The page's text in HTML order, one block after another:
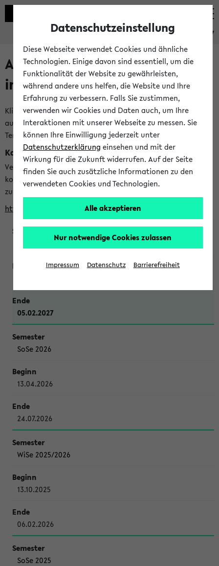
eKVV
Alle veröffentlichten Semester
im eKVV
Klicken Sie auf das Semester, welches Sie für Ihre Sitzung
auswählen möchten. Bitte beachten Sie auch die weiteren
Termine imKalender der Lehrplanung
Kalenderintegration
Verwenden Sie die folgende Adresse, um mit einer
kompatiblen Kalenderanwendung auf die Vorlesungszeiten
zuzugreifen (nähere Informationen
finden Sie hier
https://ekvv.uni-bielefeld.de/ws/calendar?vz
WiSe 2026/2027
05.02.2027
SoSe 2026
13.04.2026
24.07.2026
WiSe 2025/2026
13.10.2025
06.02.2026
SoSe 2025
Datenschutzeinstellung
Diese Webseite verwendet Cookies und ähnliche
Technologien. Einige davon sind essentiell, um die
Funktionalität der Website zu gewährleisten,
während andere uns helfen, die Website und Ihre
Erfahrung zu verbessern. Falls Sie zustimmen,
verwenden wir Cookies und Daten auch, um Ihre
Interaktionen mit unserer Webseite zu messen. Sie
können Ihre Einwilligung jederzeit unter
Datenschutzerklärung einsehen und mit der
Wirkung für die Zukunft widerrufen. Auf der Seite
finden Sie auch zusätzliche Informationen zu den
verwendeten Cookies und Technologien.
Alle akzeptieren
Nur notwendige Cookies zulassen
Impressum Datenschutz Barrierefreiheit